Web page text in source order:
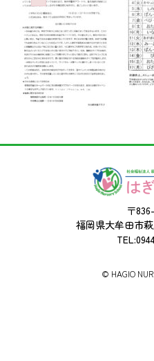
〒
福岡県大牟田市
©︎ HAGIO
Failed to initialize plugin: